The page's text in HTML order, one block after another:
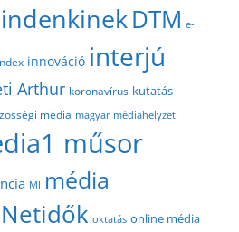
DTM e-
innováció interjú
Arthur koronavírus kutatás
média magyar médiahelyzet
műsor
MI média
Netidők oktatás online média